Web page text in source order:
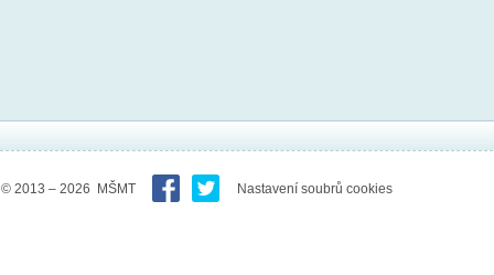
© 2013 – 2026 MŠMT Nastavení soubrů cookies